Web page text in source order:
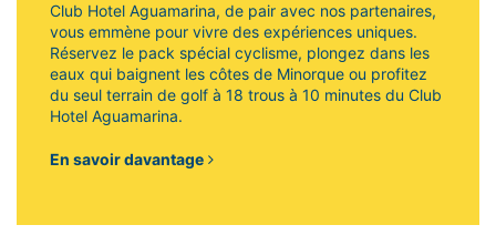
Club Hotel Aguamarina, de pair avec nos partenaires,
vous emmène pour vivre des expériences uniques.
Réservez le pack spécial cyclisme, plongez dans les
eaux qui baignent les côtes de Minorque ou profitez
du seul terrain de golf à 18 trous à 10 minutes du Club
Hotel Aguamarina.
En savoir davantage